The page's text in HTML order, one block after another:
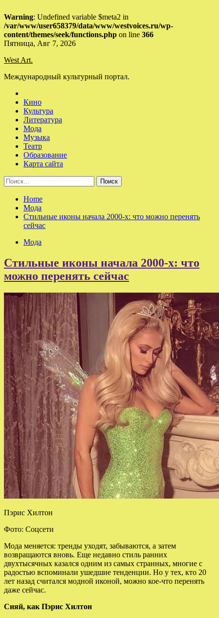
Warning: Undefined variable $meta2 in
/var/www/user658379/data/www/westvoices.ru/wp-
content/themes/seek/functions.php on line 366
Skip
content
Пятница, Авг 7, 2026
West Art.
Международный культурный портал.
Кино
Культура
Литература
Мода
Музыка
Театр
Образование
Карта сайта
Найти:
Home
Мода
Стильные иконы начала 2000-х: что можно перенять
сейчас
Мода
Стильные иконы начала 2000-х: что
можно перенять сейчас
Пэрис Хилтон
Фото: Соцсети
Мода меняется: тренды уходят, забываются, а затем
возвращаются вновь. Еще недавно стиль ранних
двухтысячных казался одним из самых странных, многие с
радостью вспоминали ушедшие тенденции. Но у тех, кто 20
лет назад считался модной иконой, можно кое-что перенять
даже сейчас.
Сияй, как Пэрис Хилтон